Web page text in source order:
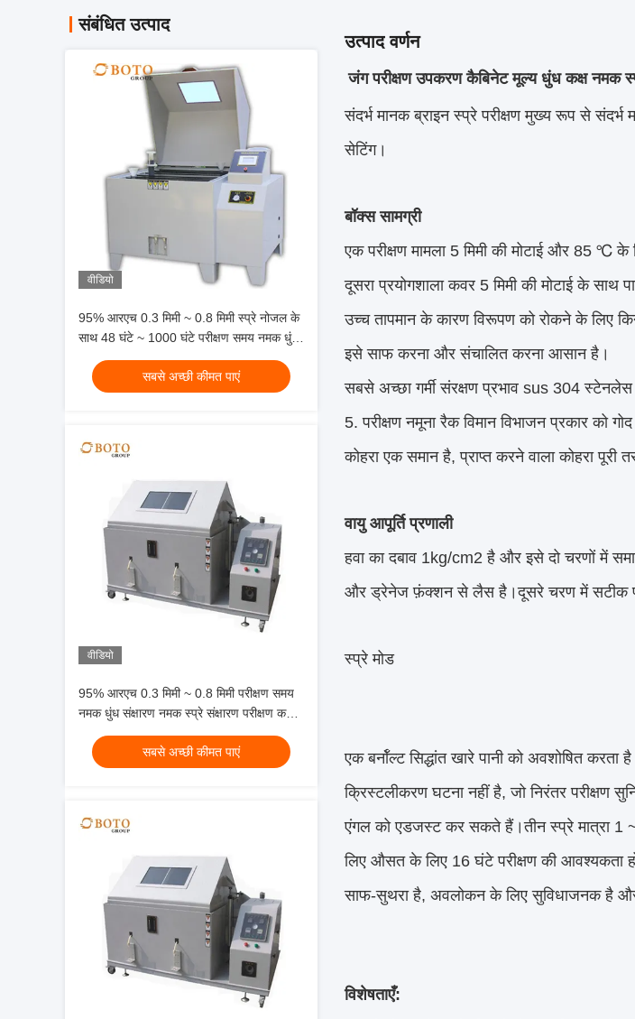
संबंधित उत्पाद
वीडियो
95% आरएच 0.3 मिमी ~ 0.8 मिमी स्प्रे नोजल के
साथ 48 घंटे ~ 1000 घंटे परीक्षण समय नमक धुंध
संक्षारण परीक्षण
सबसे अच्छी कीमत पाएं
वीडियो
95% आरएच 0.3 मिमी ~ 0.8 मिमी परीक्षण समय
नमक धुंध संक्षारण नमक स्प्रे संक्षारण परीक्षण कक्ष
के साथ
सबसे अच्छी कीमत पाएं
उत्पाद वर्णन
जंग परीक्षण उपकरण कैबिनेट मूल्य धुंध कक्ष नमक
संदर्भ मानक ब्राइन स्प्रे परीक्षण मुख्य रूप से
सेटिंग।
बॉक्स सामग्री
एक परीक्षण मामला 5 मिमी की मोटाई और 85 ℃
दूसरा प्रयोगशाला कवर 5 मिमी की मोटाई के साथ
उच्च तापमान के कारण विरूपण को रोकने के लिए
इसे साफ करना और संचालित करना आसान है।
सबसे अच्छा गर्मी संरक्षण प्रभाव sus 304 स्टेनलेस
5. परीक्षण नमूना रैक विमान विभाजन प्रकार को
कोहरा एक समान है, प्राप्त करने वाला कोहरा
वायु आपूर्ति प्रणाली
हवा का दबाव 1kg/cm2 है और इसे दो चरणों में
और ड्रेनेज फ़ंक्शन से लैस है।दूसरे चरण में सटीक
स्प्रे मोड
एक बर्नॉल्ट सिद्धांत खारे पानी को अवशोषित
क्रिस्टलीकरण घटना नहीं है, जो निरंतर परीक्षण
एंगल को एडजस्ट कर सकते हैं।तीन स्प्रे मात्रा 1
लिए औसत के लिए 16 घंटे परीक्षण की आवश्यकता
साफ-सुथरा है, अवलोकन के लिए सुविधाजनक है
विशेषताएँ: